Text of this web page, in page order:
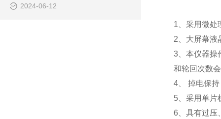
2024-06-12
1、采用微处
2、大屏幕液
3、本仪器操
和轮回次数
4、 掉电保
5、采用单片
6、具有过压